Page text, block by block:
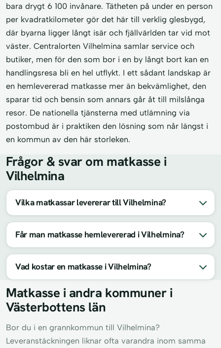
bara drygt 6 100 invånare. Tätheten på under en person
per kvadratkilometer gör det här till verklig glesbygd,
där byarna ligger långt isär och fjällvärlden tar vid mot
väster. Centralorten Vilhelmina samlar service och
butiker, men för den som bor i en by långt bort kan en
handlingsresa bli en hel utflykt. I ett sådant landskap är
en hemlevererad matkasse mer än bekvämlighet, den
sparar tid och bensin som annars går åt till milslånga
resor. De nationella tjänsterna med utlämning via
postombud är i praktiken den lösning som når längst i
en kommun av den här storleken.
Frågor & svar om matkasse i
Vilhelmina
Vilka matkassar levererar till Vilhelmina?
Får man matkasse hemlevererad i Vilhelmina?
Vad kostar en matkasse i Vilhelmina?
Matkasse i andra kommuner i
Västerbottens län
Bor du i en grannkommun till Vilhelmina?
Leveranstäckningen liknar ofta varandra inom samma